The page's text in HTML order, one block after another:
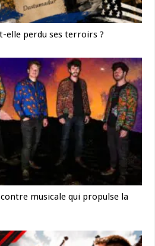
elle perdu ses terroirs ?
musicale qui propulse la